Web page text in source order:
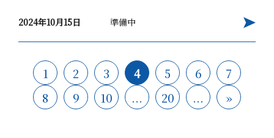
2024年10月15日 準備中
1 2 3 4 5 6
7
8
9 10 ... 20 ... »